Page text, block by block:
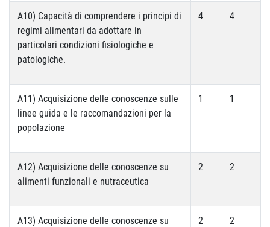
A10) Capacità di comprendere i principi di
regimi alimentari da adottare in
particolari condizioni fisiologiche e
patologiche.
4 4
A11) Acquisizione delle conoscenze sulle
linee guida e le raccomandazioni per la
popolazione
1 1
A12) Acquisizione delle conoscenze su
alimenti funzionali e nutraceutica
2 2
A13) Acquisizione delle conoscenze su
2 2